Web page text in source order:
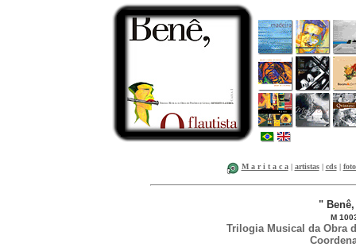
M a r i t a c a| artistas| cds|
"
M
Trilogia Musical da Obra